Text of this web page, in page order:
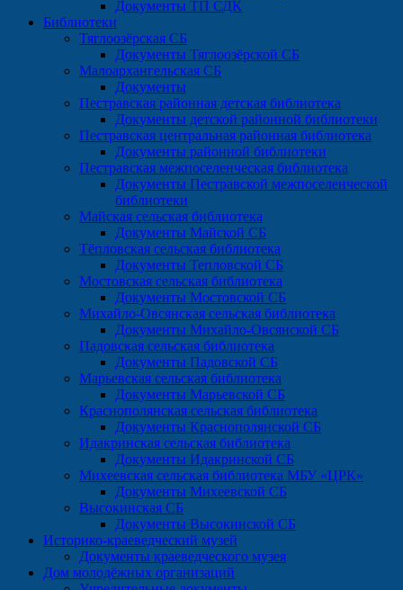
Документы ТП СДК
Библиотеки
Тяглоозёрская СБ
Документы Тяглоозёрской СБ
Малоархангельская СБ
Документы
Пестравская районная детская библиотека
Документы детской районной библиотеки
Пестравская центральная районная библиотека
Документы районной библиотеки
Пестравская межпоселенческая библиотека
Документы Пестравской межпоселенческой
библиотеки
Майская сельская библиотека
Документы Майской СБ
Тёпловская сельская библиотека
Документы Тепловской СБ
Мостовская сельская библиотека
Документы Мостовской СБ
Михайло-Овсянская сельская библиотека
Документы Михайло-Овсянской СБ
Падовская сельская библиотека
Документы Падовской СБ
Марьевская сельская библиотека
Документы Марьевской СБ
Краснополянская сельская библиотека
Документы Краснополянской СБ
Идакринская сельская библиотека
Документы Идакринской СБ
Михеевская сельская библиотека МБУ «ЦРК»
Документы Михеевской СБ
Высокинская СБ
Документы Высокинской СБ
Историко-краеведческий музей
Документы краеведческого музея
Дом молодёжных организаций